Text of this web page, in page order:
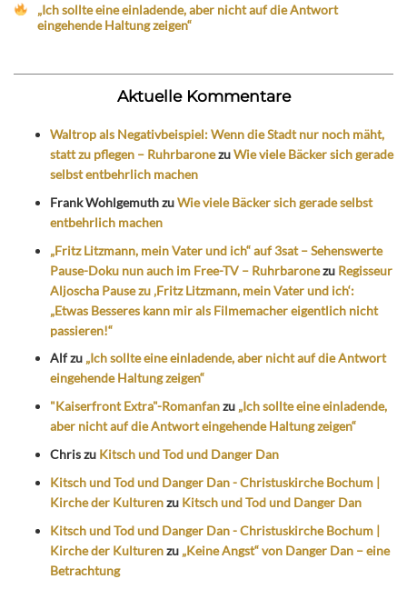
„Ich sollte eine einladende, aber nicht auf die Antwort
eingehende Haltung zeigen“
Aktuelle Kommentare
Waltrop als Negativbeispiel: Wenn die Stadt nur noch mäht,
statt zu pflegen – RuhrbaronezuWie viele Bäcker sich gerade
selbst entbehrlich machen
Frank WohlgemuthzuWie viele Bäcker sich gerade selbst
entbehrlich machen
„Fritz Litzmann, mein Vater und ich“ auf 3sat – Sehenswerte
Pause-Doku nun auch im Free-TV – Ruhrbaronezu Regisseur
Aljoscha Pause zu ‚Fritz Litzmann, mein Vater und ich‘:
„Etwas Besseres kann mir als Filmemacher eigentlich nicht
passieren!“
Alfzu „Ich sollte eine einladende, aber nicht auf die Antwort
eingehende Haltung zeigen“
"Kaiserfront Extra"-Romanfanzu „Ich sollte eine einladende,
aber nicht auf die Antwort eingehende Haltung zeigen“
Chriszu Kitsch und Tod und Danger Dan
Kitsch und Tod und Danger Dan - Christuskirche Bochum |
Kirche der Kulturenzu Kitsch und Tod und Danger Dan
Kitsch und Tod und Danger Dan - Christuskirche Bochum |
Kirche der Kulturenzu „Keine Angst“ von Danger Dan – eine
Betrachtung